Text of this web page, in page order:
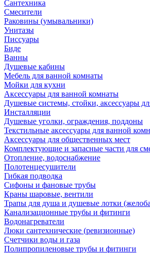
Сантехника
Смесители
Раковины (умывальники)
Унитазы
Писсуары
Биде
Ванны
Душевые кабины
Мебель для ванной комнаты
Мойки для кухни
Аксессуары для ванной комнаты
Душевые системы, стойки, аксессуары
Инсталляции
Душевые уголки, ограждения, поддоны
Текстильные аксессуары для ванной
Аксессуары для общественных мест
Комплектующие и запасные части для
Отопление, водоснабжение
Полотенцесушители
Гибкая подводка
Сифоны и фановые трубы
Краны шаровые, вентили
Трапы для душа и душевые лотки
Канализационные трубы и фитинги
Водонагреватели
Люки сантехнические (ревизионные)
Счетчики воды и газа
Полипропиленовые трубы и фитинги